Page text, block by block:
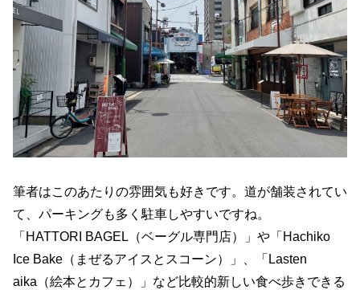
筆者はこのあたりの雰囲気も好きです。道が舗装されてい
て、パーキングも多く駐車しやすいですね。
「HATTORI BAGEL（ベーグル専門店）」や「Hachiko
Ice Bake（まぜるアイスとスコーン）」、「Lasten
aika（絵本とカフェ）」など比較的新しい食べ歩きできる